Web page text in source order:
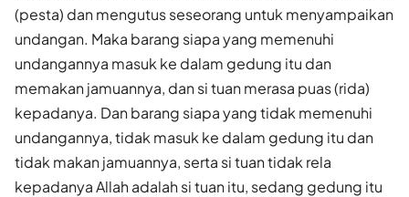
(pesta) dan mengutus seseorang untuk menyampaikan
undangan. Maka barang siapa yang memenuhi
undangannya masuk ke dalam gedung itu dan
memakan jamuannya, dan si tuan merasa puas (rida)
kepadanya. Dan barang siapa yang tidak memenuhi
undangannya, tidak masuk ke dalam gedung itu dan
tidak makan jamuannya, serta si tuan tidak rela
kepadanya Allah adalah si tuan itu, sedang gedung itu